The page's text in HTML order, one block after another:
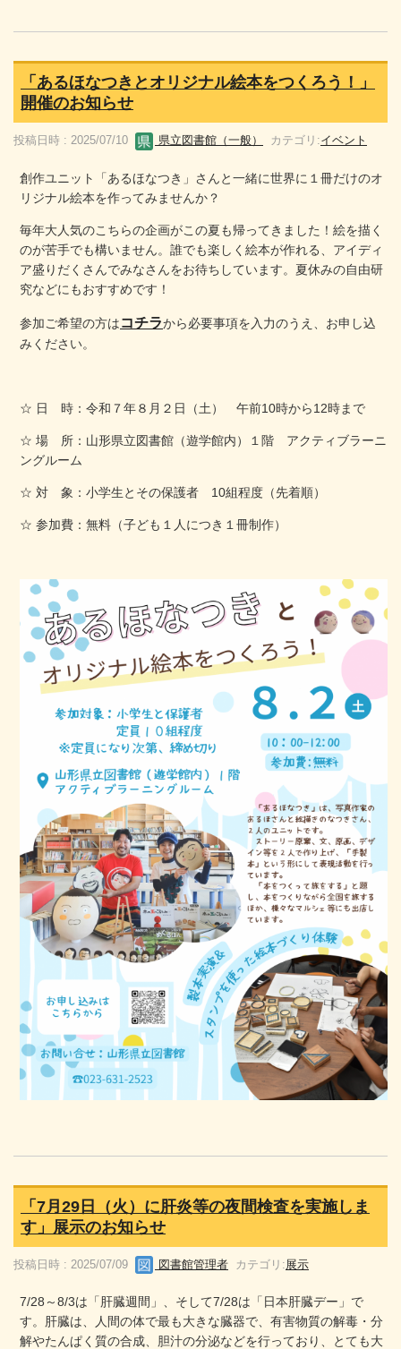
「あるほなつきとオリジナル絵本をつくろう！」
開催のお知らせ
投稿日時 : 2025/07/10 県立図書館（一般） カテゴリ:イベント
創作ユニット「あるほなつき」さんと一緒に世界に１冊だけのオ
リジナル絵本を作ってみませんか？
毎年大人気のこちらの企画がこの夏も帰ってきました！絵を描く
のが苦手でも構いません。誰でも楽しく絵本が作れる、アイディ
ア盛りだくさんでみなさんをお待ちしています。夏休みの自由研
究などにもおすすめです！
参加ご希望の方はコチラから必要事項を入力のうえ、お申し込
みください。
☆ 日 時：令和７年８月２日（土） 午前10時から12時まで
☆ 場 所：山形県立図書館（遊学館内）１階 アクティブラーニ
ングルーム
☆ 対 象：小学生とその保護者 10組程度（先着順）
☆ 参加費：無料（子ども１人につき１冊制作）
「7月29日（火）に肝炎等の夜間検査を実施しま
す」展示のお知らせ
投稿日時 : 2025/07/09 図書館管理者 カテゴリ: 展示
7/28～8/3は「肝臓週間」、そして7/28は「日本肝臓デー」で
す。肝臓は、人間の体で最も大きな臓器で、有害物質の解毒・分
解やたんぱく質の合成、胆汁の分泌などを行っており、とても大